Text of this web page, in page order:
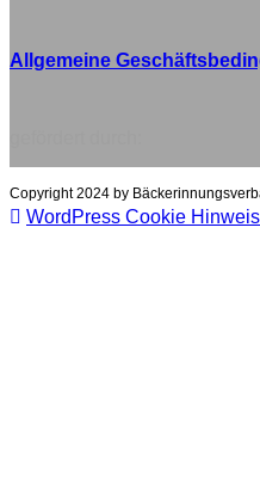
Allgemeine
Copyright 2024 by
WordPress Cookie